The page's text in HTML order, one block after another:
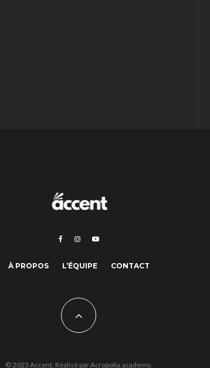
À PROPOS L’ÉQUIPE CONTACT
© 2023 Accent. Réalisé parAcropolia.academy.